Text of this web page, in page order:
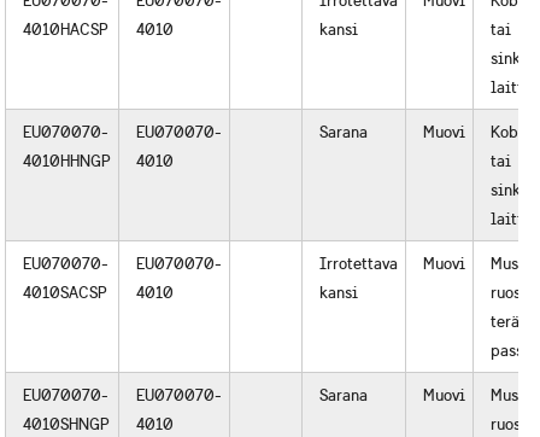
4010HACSP
4010
kansi
tai
EU070070-
4010HHNGP
EU070070-
4010
Sarana Muovi
tai
EU070070-
4010SACSP
EU070070-
4010
Irrotettava
kansi
Muovi
Musta
teräs
EU070070-
4010SHNGP
EU070070-
4010
Sarana Muovi
Musta